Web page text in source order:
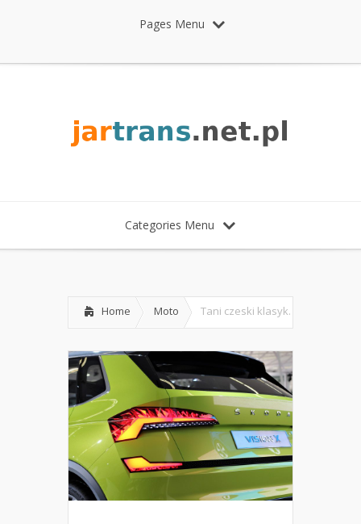
Pages Menu
Categories Menu
Home Moto Tani czeski klasyk.